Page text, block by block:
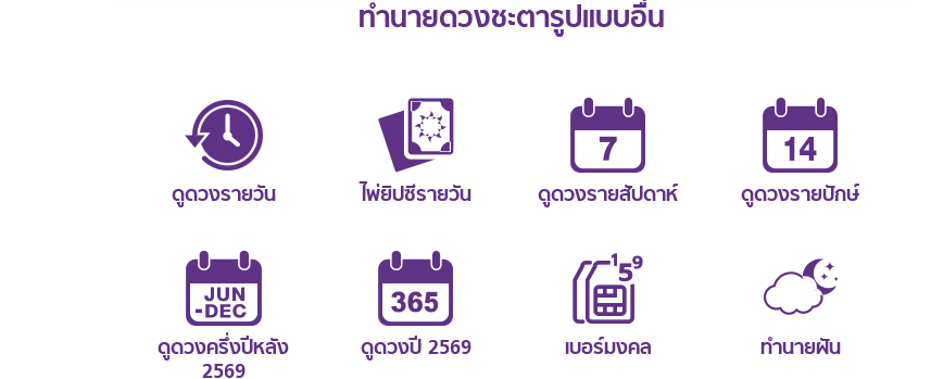
ทำนายดวงชะตารูปแบบอื่น
ดูดวงรายวัน ไพ่ยิปซีรายวัน ดูดวงรายสัปดาห์ ดูดวงรายปักษ์
ดูดวงครึ่งปีหลัง
2569
ดูดวงปี 2569 เบอร์มงคล ทำนายฝัน